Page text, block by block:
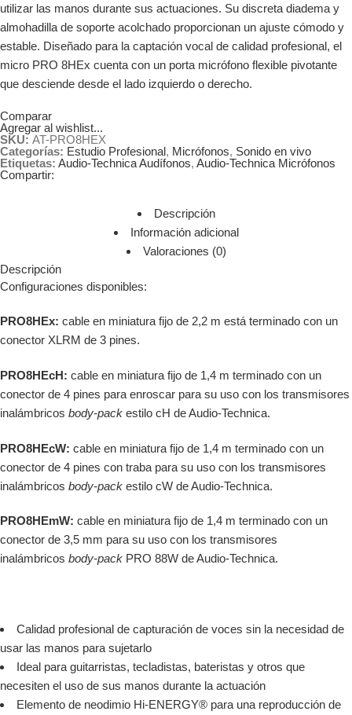
utilizar las manos durante sus actuaciones. Su discreta diadema y
almohadilla de soporte acolchado proporcionan un ajuste cómodo y
estable. Diseñado para la captación vocal de calidad profesional, el
micro PRO 8HEx cuenta con un porta micrófono flexible pivotante
que desciende desde el lado izquierdo o derecho.
Comparar
Agregar al wishlist...
SKU: AT-PRO8HEX
Categorías: Estudio Profesional, Micrófonos, Sonido en vivo
Etiquetas: Audio-Technica Audífonos, Audio-Technica Micrófonos
Compartir:
Descripción
Información adicional
Valoraciones (0)
Descripción
Configuraciones disponibles:
PRO8HEx: cable en miniatura fijo de 2,2 m está terminado con un
conector XLRM de 3 pines.
PRO8HEcH: cable en miniatura fijo de 1,4 m terminado con un
conector de 4 pines para enroscar para su uso con los transmisores
inalámbricos body-pack estilo cH de Audio-Technica.
PRO8HEcW: cable en miniatura fijo de 1,4 m terminado con un
conector de 4 pines con traba para su uso con los transmisores
inalámbricos body-pack estilo cW de Audio-Technica.
PRO8HEmW: cable en miniatura fijo de 1,4 m terminado con un
conector de 3,5 mm para su uso con los transmisores
inalámbricos body-pack PRO 88W de Audio-Technica.
Calidad profesional de capturación de voces sin la necesidad de
usar las manos para sujetarlo
Ideal para guitarristas, tecladistas, bateristas y otros que
necesiten el uso de sus manos durante la actuación
Elemento de neodimio Hi-ENERGY® para una reproducción de